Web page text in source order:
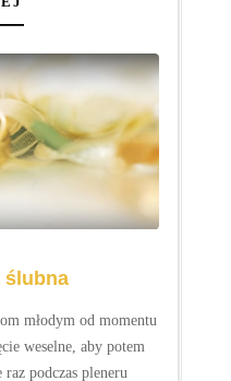
zdjęcia do dokumentów
podawane przez